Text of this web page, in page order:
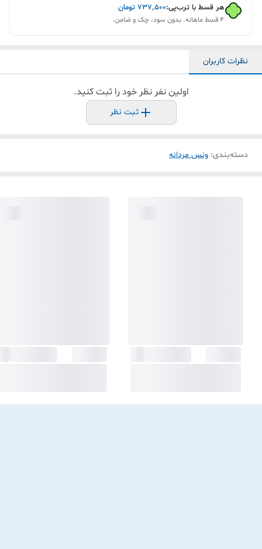
هر قسط با ترب‌پی:۷۳۷٬۵۰۰ تومان
۴ قسط ماهانه. بدون سود، چک و ضامن.
نظرات کاربران
اولین نفر نظر خود را ثبت کنید.
ثبت نظر
دسته‌بندی: ونس مردانه